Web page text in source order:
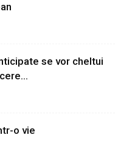
se vor cheltui
o vie